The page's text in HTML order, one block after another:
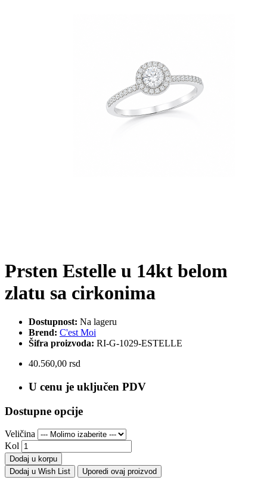
Prsten Estelle u 14kt belom
zlatu sa cirkonima
Dostupnost: Na lageru
Brend: C'est Moi
Šifra proizvoda: RI-G-1029-ESTELLE
40.560,00 rsd
U cenu je uključen PDV
Dostupne opcije
Veličina
Kol
Dodaj u korpu
Dodaj u Wish List
Uporedi ovaj proizvod